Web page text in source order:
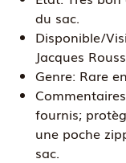
du sac.
Disponible/
Jacques
Genre: Rare
fournis;
une poche
sac.